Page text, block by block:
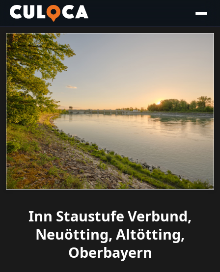
Inn Staustufe Verbund,
Neuötting, Altötting,
Oberbayern